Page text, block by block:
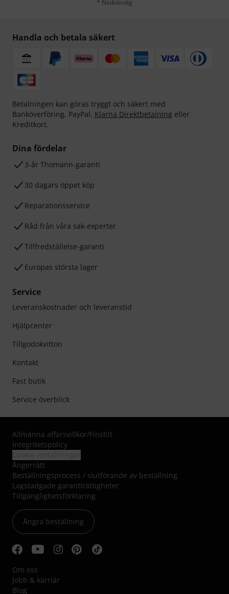
* Nödvändig
Handla och betala säkert
Betalningen kan göras tryggt och säkert med
Banköverföring, PayPal, Klarna Direktbetalning eller
Kreditkort.
Dina fördelar
3-år Thomann-garanti
30 dagars öppet köp
Reparationsservice
Råd från våra sak-experter
Tillfredställelse-garanti
Europas största lager
Service
Leveranskostnader och leveranstid
Hjälpcenter
Tillgodokvitton
Kontakt
Fast butik
Service överblick
Allmänna affärsvillkor/Finstilt
Integritetspolicy
Ångerrätt
Beställningsprocess / slutförande av beställning
Lagstadgade garantirättigheter
Tillgänglighetsförklaring
Ångra beställning
Om oss
Jobb & karriär
Blog